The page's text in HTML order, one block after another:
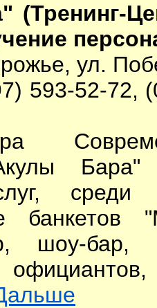
(Тренинг-
ул.
593-52-72,
Бара"
среди
шоу-бар,